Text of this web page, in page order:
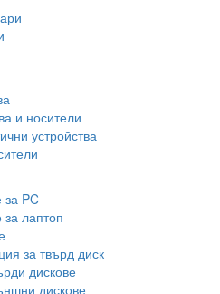
и носители
устройства
за PC
за лаптоп
за твърд диск
дискове
дискове